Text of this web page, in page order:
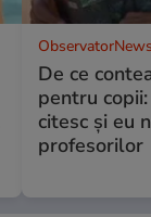
De ce
pentru
citesc și eu
profesorilor